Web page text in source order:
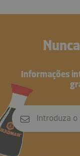
Informações
Introduza